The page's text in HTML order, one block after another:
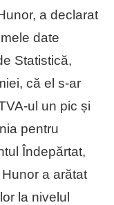
a declarat
date
Statistică,
că el s-ar
ul un pic și
pentru
Îndepărtat,
a arătat
la nivelul